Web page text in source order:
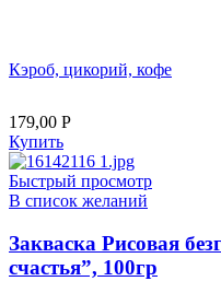
Кэроб, цикорий, кофе
179,00 Р
Купить
Быстрый просмотр
В список желаний
Закваска Рисовая
счастья”, 100гр